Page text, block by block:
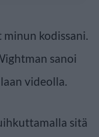
kodissani.
sanoi
videolla.
sitä